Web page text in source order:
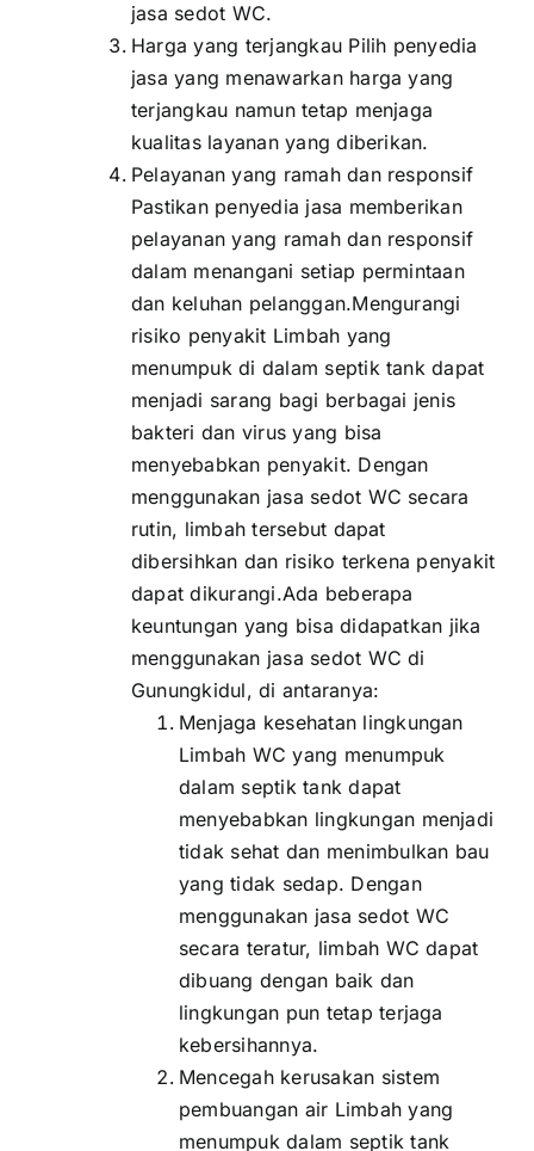
jasa sedot WC.
Harga yang terjangkau Pilih penyedia
jasa yang menawarkan harga yang
terjangkau namun tetap menjaga
kualitas layanan yang diberikan.
Pelayanan yang ramah dan responsif
Pastikan penyedia jasa memberikan
pelayanan yang ramah dan responsif
dalam menangani setiap permintaan
dan keluhan pelanggan.Mengurangi
risiko penyakit Limbah yang
menumpuk di dalam septik tank dapat
menjadi sarang bagi berbagai jenis
bakteri dan virus yang bisa
menyebabkan penyakit. Dengan
menggunakan jasa sedot WC secara
rutin, limbah tersebut dapat
dibersihkan dan risiko terkena penyakit
dapat dikurangi.Ada beberapa
keuntungan yang bisa didapatkan jika
menggunakan jasa sedot WC di
Gunungkidul, di antaranya:
Menjaga kesehatan lingkungan
Limbah WC yang menumpuk
dalam septik tank dapat
menyebabkan lingkungan menjadi
tidak sehat dan menimbulkan bau
yang tidak sedap. Dengan
menggunakan jasa sedot WC
secara teratur, limbah WC dapat
dibuang dengan baik dan
lingkungan pun tetap terjaga
kebersihannya.
Mencegah kerusakan sistem
pembuangan air Limbah yang
menumpuk dalam septik tank